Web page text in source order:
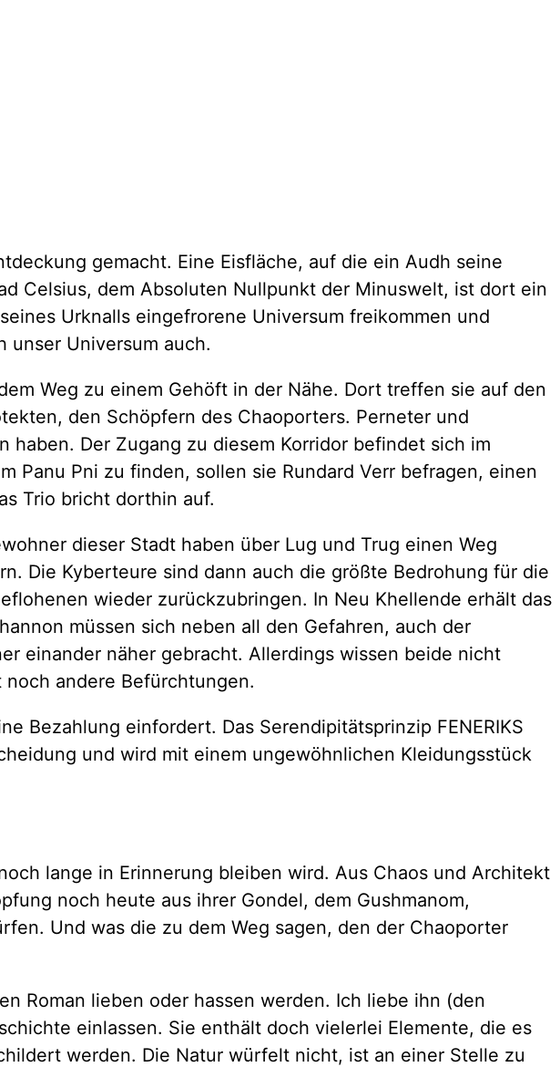
gemacht. Eine Eisfläche, auf die ein Audh seine
Celsius, dem Absoluten Nullpunkt der Minuswelt, ist dort ein
Urknalls eingefrorene Universum freikommen und
unser Universum auch.
Weg zu einem Gehöft in der Nähe. Dort treffen sie auf den
den Schöpfern des Chaoporters. Perneter und
haben. Der Zugang zu diesem Korridor befindet sich im
Panu Pni zu finden, sollen sie Rundard Verr befragen, einen
Trio bricht dorthin auf.
dieser Stadt haben über Lug und Trug einen Weg
Die Kyberteure sind dann auch die größte Bedrohung für die
wieder zurückzubringen. In Neu Khellende erhält das
müssen sich neben all den Gefahren, auch der
einander näher gebracht. Allerdings wissen beide nicht
andere Befürchtungen.
Bezahlung einfordert. Das Serendipitätsprinzip FENERIKS
und wird mit einem ungewöhnlichen Kleidungsstück
lange in Erinnerung bleiben wird. Aus Chaos und Architekt
noch heute aus ihrer Gondel, dem Gushmanom,
Und was die zu dem Weg sagen, den der Chaoporter
Roman lieben oder hassen werden. Ich liebe ihn (den
einlassen. Sie enthält doch vielerlei Elemente, die es
werden. Die Natur würfelt nicht, ist an einer Stelle zu